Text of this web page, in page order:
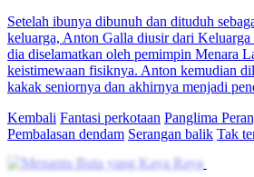
Setelah ibunya dibunuh dan dituduh
keluarga, Anton Galla diusir dari Keluarga
dia diselamatkan oleh pemimpin Menara
keistimewaan fisiknya. Anton kemudian
kakak seniornya dan akhirnya menjadi
Kembali Fantasi perkotaan Panglima
Pembalasan dendam Serangan balik Tak